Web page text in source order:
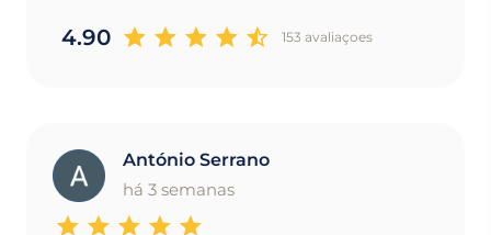
4.90 153 avaliaçoes
A
António Serrano
há 3 semanas